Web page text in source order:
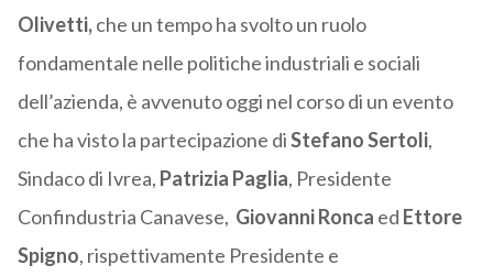
Olivetti,che un tempo ha svolto un ruolo
fondamentale nelle politiche industriali e sociali
dell’azienda, è avvenuto oggi nel corso di un evento
che ha visto la partecipazione diStefano Sertoli,
Sindaco di Ivrea, Patrizia Paglia, Presidente
Confindustria Canavese, Giovanni Ronca ed Ettore
Spigno, rispettivamente Presidente e